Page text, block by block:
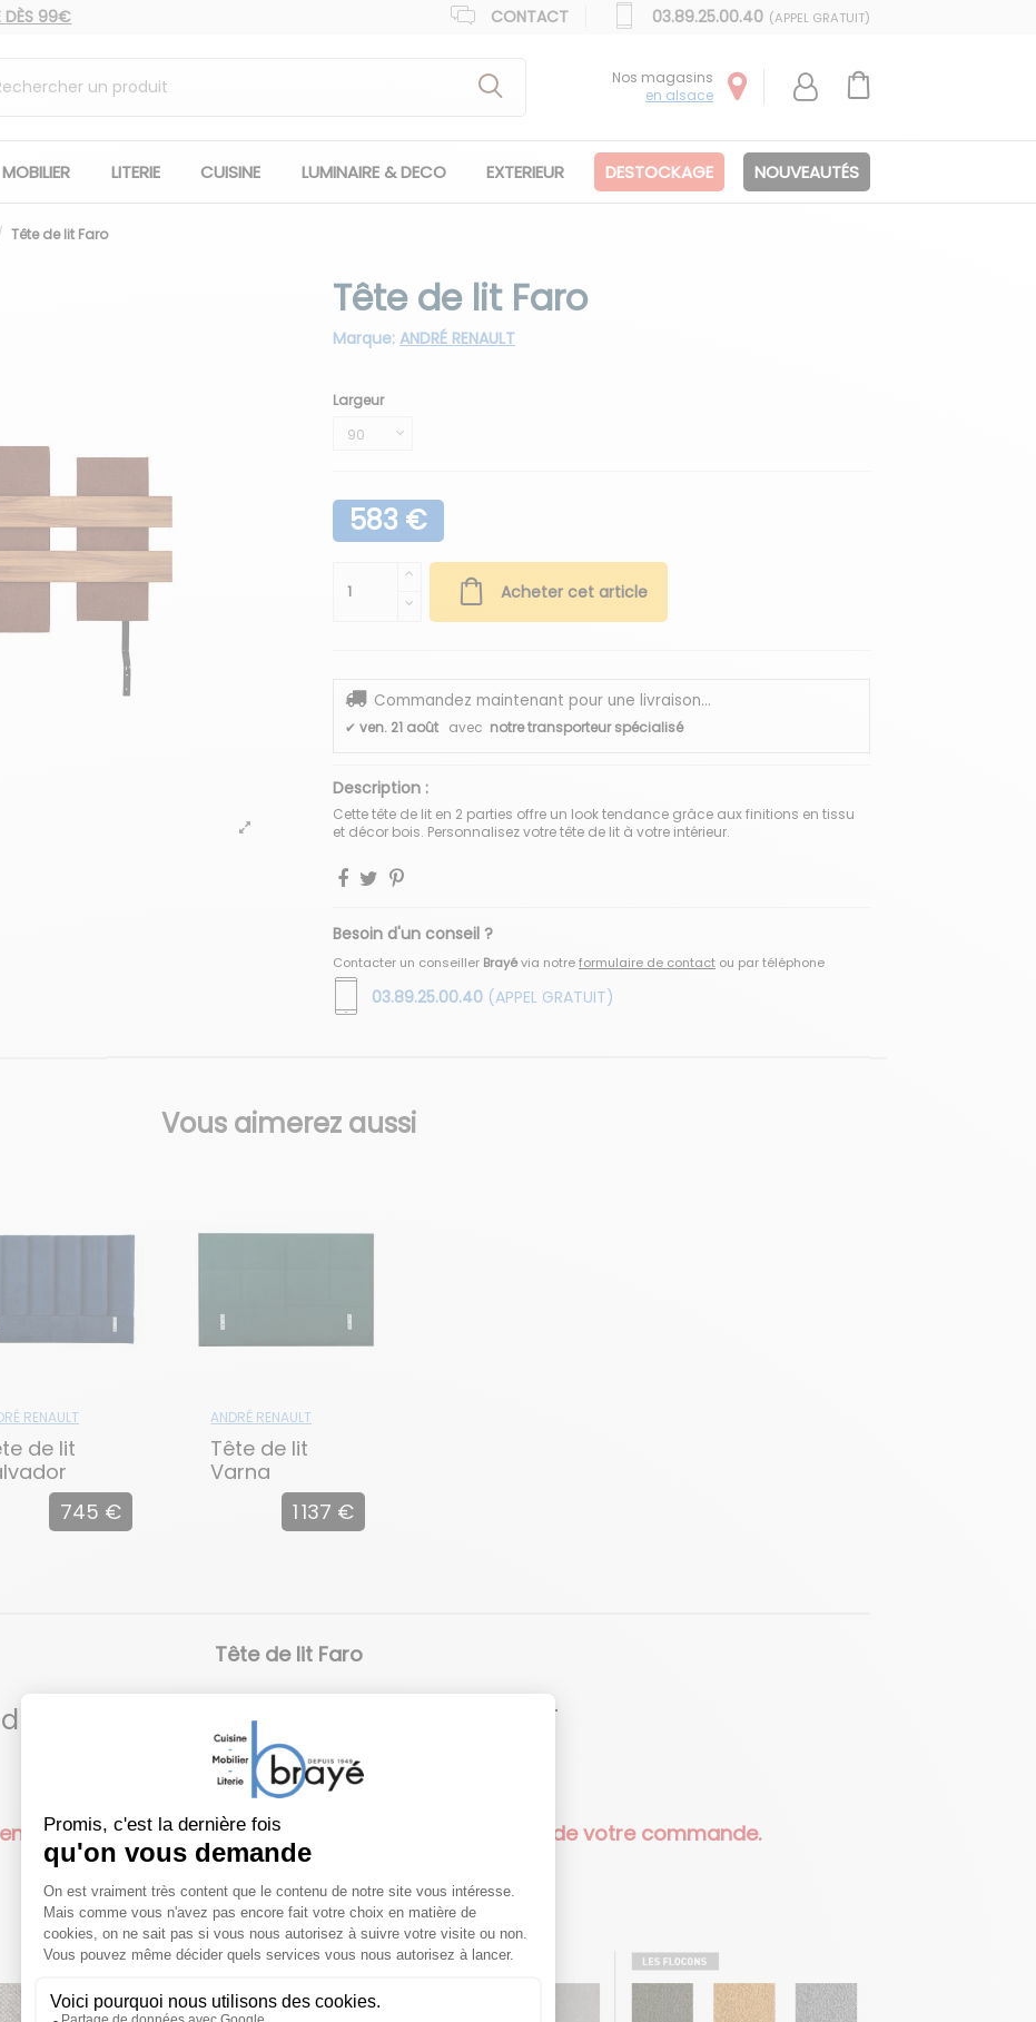
DÈS 99€ CONTACT 03.89.25.00.40 (APPEL GRATUIT)
Nos magasins
en alsace
MOBILIER LITERIE CUISINE LUMINAIRE & DECO EXTERIEUR DESTOCKAGE NOUVEAUTÉS
Tête de lit Faro
Tête de lit Faro
Marque: ANDRÉ RENAULT
Largeur
583 €
Acheter cet article
Commandez maintenant pour une livraison...
✔ ven. 21 août avec notre transporteur spécialisé
Description :
Cette tête de lit en 2 parties offre un look tendance grâce aux finitions en tissu
et décor bois. Personnalisez votre tête de lit à votre intérieur.
Besoin d'un conseil ?
Contacter un conseiller Brayévia notreformulaire de contact ou par téléphone
03.89.25.00.40 (APPEL GRATUIT)
Vous aimerez aussi
RENAULT
de lit
745 €
ANDRÉ RENAULT
Tête de lit
Varna
1 137 €
Tête de lit Faro
produit À propos de ANDRÉ RENAULT
termes de tissus déco et d'options en commentaire de votre commande.